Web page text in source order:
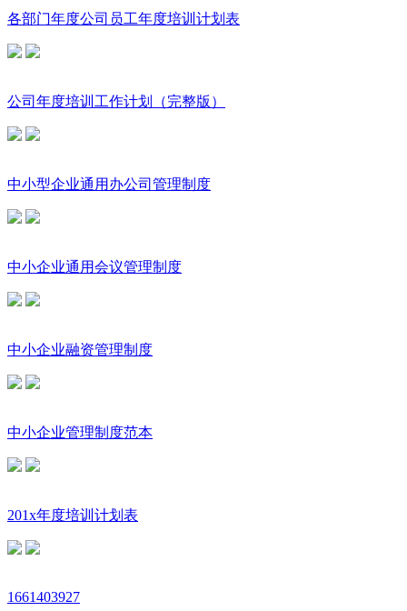
各部门年度公司员工年度培训计划表
公司年度培训工作计划（完整版）
中小型企业通用办公司管理制度
中小企业通用会议管理制度
中小企业融资管理制度
中小企业管理制度范本
201x年度培训计划表
1661403927